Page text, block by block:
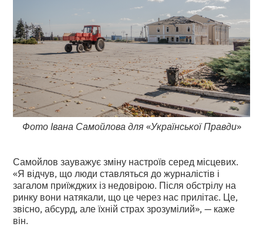
Фото Івана Самойлова для«Української Правди»
Самойлов зауважує зміну настроїв серед місцевих.
«Я відчув, що люди ставляться до журналістів і
загалом приїжджих із недовірою. Після обстрілу на
ринку вони натякали, що це через нас прилітає. Це,
звісно, абсурд, але їхній страх зрозумілий», — каже
він.